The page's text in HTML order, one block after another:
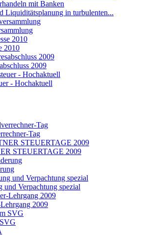
Liquiditätsplanung in turbulenten...
2010
2009
- Hochaktuell
Tag
STEUERTAGE 2009
und Verpachtung spezial
2009